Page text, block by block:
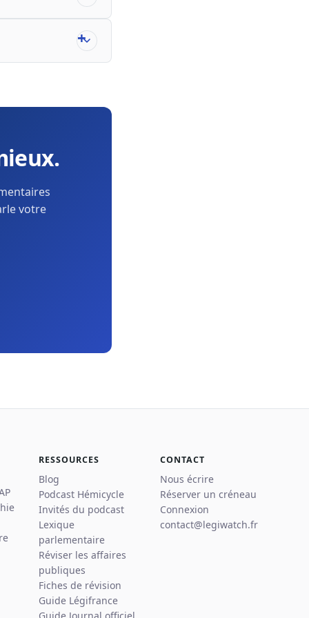
votre
RESSOURCES
Blog
Podcast Hémicycle
Invités du podcast
Lexique
parlementaire
Réviser les affaires
publiques
Fiches de révision
Guide Légifrance
CONTACT
Nous écrire
Réserver un créneau
Connexion
contact@legiwatch.fr